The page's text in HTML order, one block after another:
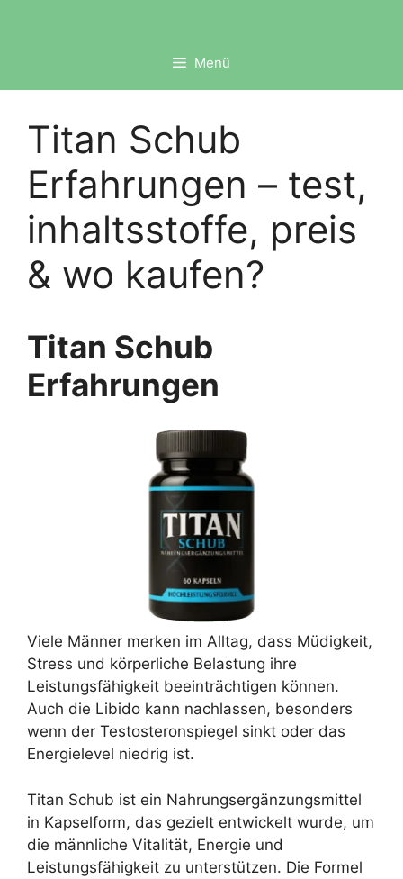
Menü
Titan Schub
Erfahrungen – test,
inhaltsstoffe, preis
& wo kaufen?
Titan Schub
Erfahrungen
Viele Männer merken im Alltag, dass Müdigkeit,
Stress und körperliche Belastung ihre
Leistungsfähigkeit beeinträchtigen können.
Auch die Libido kann nachlassen, besonders
wenn der Testosteronspiegel sinkt oder das
Energielevel niedrig ist.
Titan Schub ist ein Nahrungsergänzungsmittel
in Kapselform, das gezielt entwickelt wurde, um
die männliche Vitalität, Energie und
Leistungsfähigkeit zu unterstützen. Die Formel